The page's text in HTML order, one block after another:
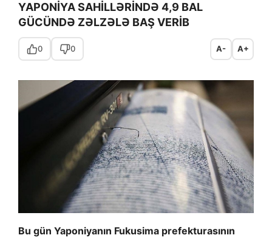
YAPONİYA SAHİLLƏRİNDƏ 4,9 BAL
GÜCÜNDƏ ZƏLZƏLƏ BAŞ VERİB
0 0 A- A+
Bu gün Yaponiyanın Fukusima prefekturasının